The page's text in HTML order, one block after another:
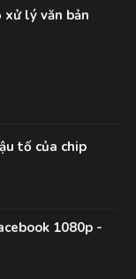
xử lý văn bản
tố của chip
1080p -